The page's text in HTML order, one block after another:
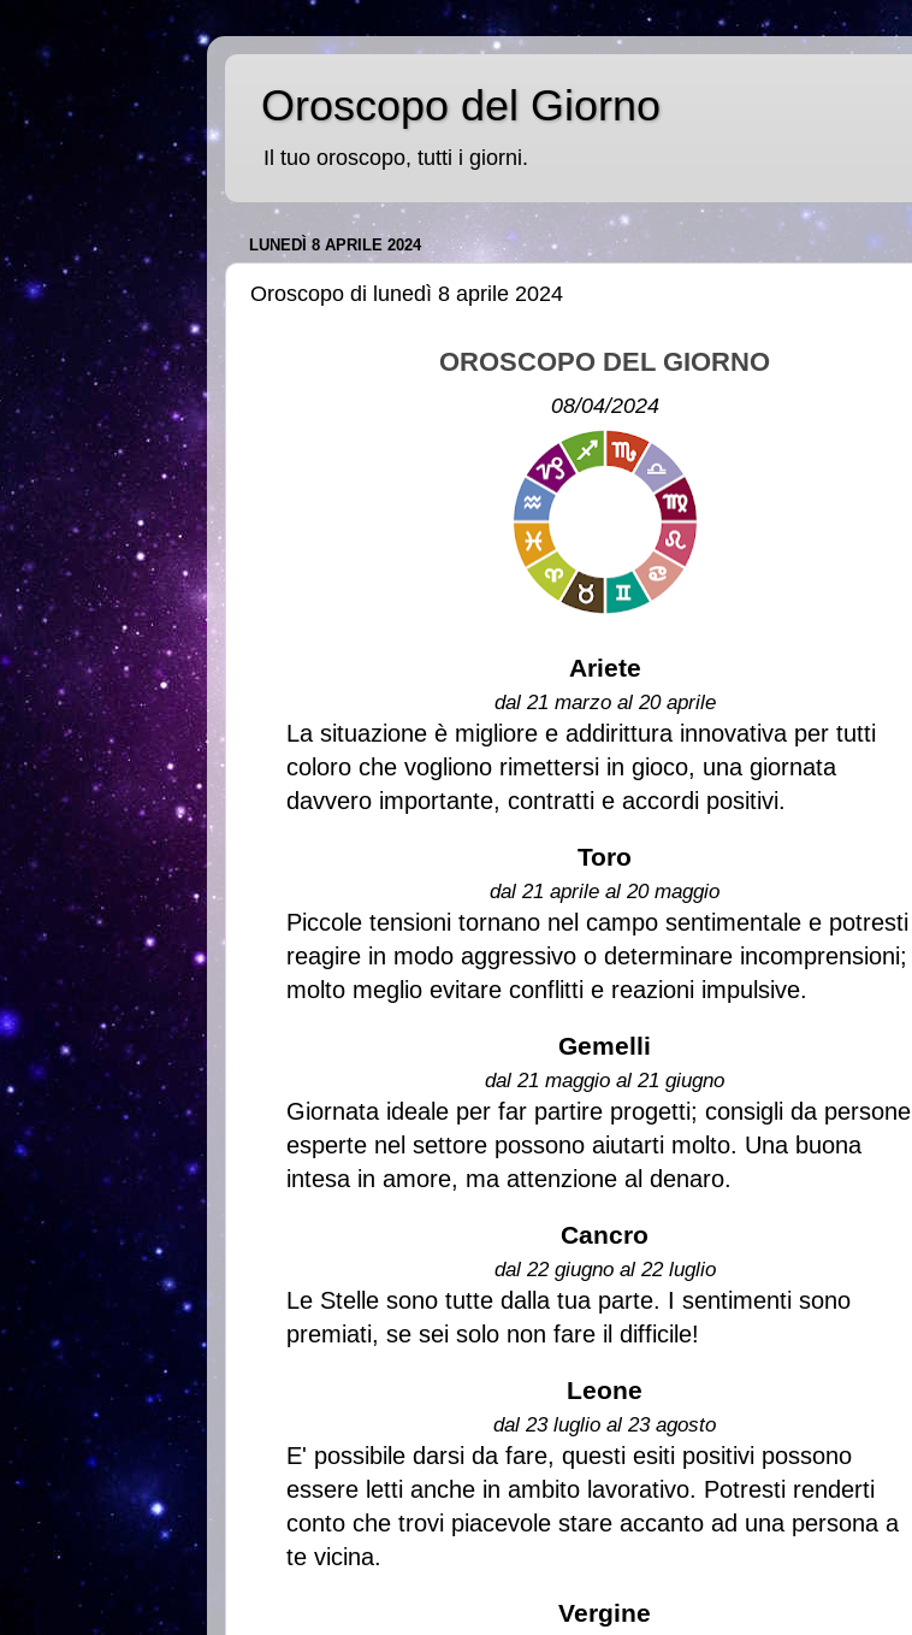
Oroscopo del Giorno
Il tuo oroscopo, tutti i giorni.
LUNEDÌ 8 APRILE 2024
Oroscopo di lunedì 8 aprile 2024
OROSCOPO DEL GIORNO
08/04/2024
Ariete
dal 21 marzo al 20 aprile
La situazione è migliore e addirittura innovativa per tutti
coloro che vogliono rimettersi in gioco, una giornata
davvero importante, contratti e accordi positivi.
Toro
dal 21 aprile al 20 maggio
Piccole tensioni tornano nel campo sentimentale e potresti
reagire in modo aggressivo o determinare incomprensioni;
molto meglio evitare conflitti e reazioni impulsive.
Gemelli
dal 21 maggio al 21 giugno
Giornata ideale per far partire progetti; consigli da persone
esperte nel settore possono aiutarti molto. Una buona
intesa in amore, ma attenzione al denaro.
Cancro
dal 22 giugno al 22 luglio
Le Stelle sono tutte dalla tua parte. I sentimenti sono
premiati, se sei solo non fare il difficile!
Leone
dal 23 luglio al 23 agosto
E' possibile darsi da fare, questi esiti positivi possono
essere letti anche in ambito lavorativo. Potresti renderti
conto che trovi piacevole stare accanto ad una persona a
te vicina.
Vergine